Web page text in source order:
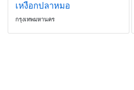
ประมาณ 0.1-1 มิลลิเมตร ก้านชู
0.2 มิลลิเมตร ยอดเกสรเป็นก้อนก
ผลมีขนาดเส้นผ่านศูนย์กลางไม่เ
เหงือกปลาหมอ
กรุงเทพมหานคร